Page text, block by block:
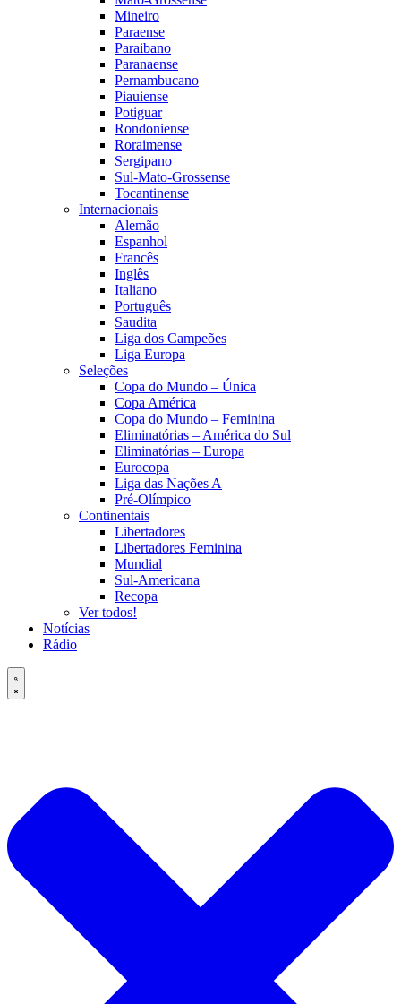
Mineiro
Paraense
Paraibano
Paranaense
Pernambucano
Piauiense
Potiguar
Rondoniense
Roraimense
Sergipano
Sul-Mato-Grossense
Tocantinense
Internacionais
Alemão
Espanhol
Francês
Inglês
Italiano
Português
Saudita
Liga dos Campeões
Liga Europa
Seleções
Copa do Mundo – Única
Copa América
Copa do Mundo – Feminina
Eliminatórias – América do Sul
Eliminatórias – Europa
Eurocopa
Liga das Nações A
Pré-Olímpico
Continentais
Libertadores
Libertadores Feminina
Mundial
Sul-Americana
Recopa
Ver todos!
Notícias
Rádio